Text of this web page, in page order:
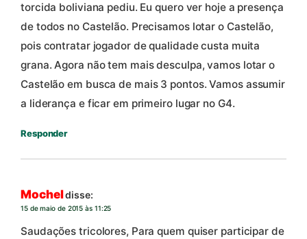
torcida boliviana pediu. Eu quero ver hoje a presença
de todos no Castelão. Precisamos lotar o Castelão,
pois contratar jogador de qualidade custa muita
grana. Agora não tem mais desculpa, vamos lotar o
Castelão em busca de mais 3 pontos. Vamos assumir
a liderança e ficar em primeiro lugar no G4.
Responder
Mocheldisse:
15 de maio de 2015 às 11:25
Saudações tricolores, Para quem quiser participar de